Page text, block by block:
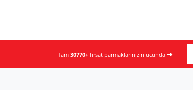
Tam 30770+ fırsat parmaklarınızın ucunda